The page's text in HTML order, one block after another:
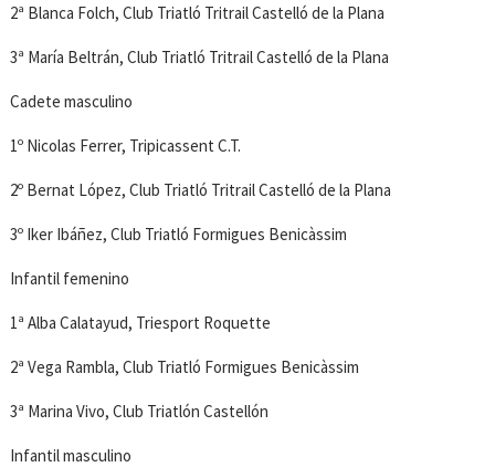
2ª Blanca Folch, Club Triatló Tritrail Castelló de la Plana
3ª María Beltrán, Club Triatló Tritrail Castelló de la Plana
Cadete masculino
1º Nicolas Ferrer, Tripicassent C.T.
2º Bernat López, Club Triatló Tritrail Castelló de la Plana
3º Iker Ibáñez, Club Triatló Formigues Benicàssim
Infantil femenino
1ª Alba Calatayud, Triesport Roquette
2ª Vega Rambla, Club Triatló Formigues Benicàssim
3ª Marina Vivo, Club Triatlón Castellón
Infantil masculino